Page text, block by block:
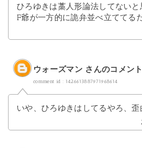
ひろゆきは藁人形論法してないと
F爺が一方的に詭弁並べ立ててる
ウォーズマンさんのコメン
comment id : 1426613887971968614
いや、ひろゆきはしてるやろ、